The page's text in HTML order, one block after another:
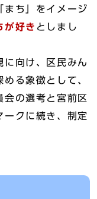
まち」をイメージ
好き としまし
向け、区民みん
る象徴として、
会の選考と宮前区
ークに続き、制定